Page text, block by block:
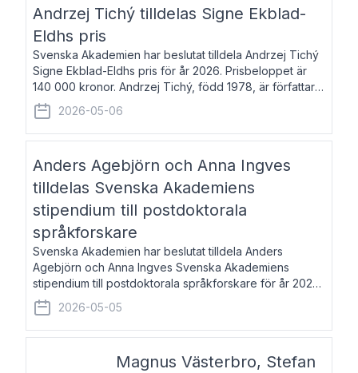
Andrzej Tichý tilldelas Signe Ekblad-
Eldhs pris
Svenska Akademien har beslutat tilldela Andrzej Tichý
Signe Ekblad-Eldhs pris för år 2026. Prisbeloppet är
140 000 kronor. Andrzej Tichý, född 1978, är författare
och kulturskribent. Han debuterade 2005 med den
lovordade romanen Sex liter l
2026-05-06
Anders Agebjörn och Anna Ingves
tilldelas Svenska Akademiens
stipendium till postdoktorala
språkforskare
Svenska Akademien har beslutat tilldela Anders
Agebjörn och Anna Ingves Svenska Akademiens
stipendium till postdoktorala språkforskare för år 2026.
Stipendiebeloppet är 75 000 kronor per mottagare.
Anders Agebjörn, född 1984, är universitet
2026-05-05
Magnus Västerbro, Stefan